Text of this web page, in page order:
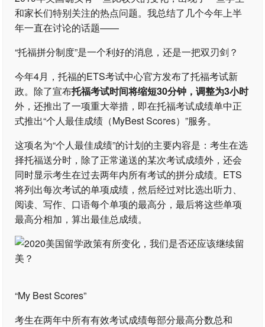
和家长们特别关注的热点问题。我总结了几个今年上半
年一直在讨论的话题——
“托福拼分制度”是一个利好的消息，还是一把双刃剑？
今年4月，托福的ETS考试中心官方发布了托福考试新
政。除了宣布托福考试时间将缩短30分钟，调整为3小时
外，还推出了一项重大举措，即在托福考试成绩单中正
式推出“个人最佳成绩（MyBest Scores）”服务。
这项名为“个人最佳成绩”的计划的主要内容是：考生在选
择托福送分时，除了正常递送的某次考试成绩外，还会
同时显示考生在过去两年内所有考试的拼分成绩。ETS
将列出每次考试的单项成绩，然后经过对比选出听力、
阅读、写作、口语每个单项的最高分，最后将这些单项
最高分相加，算出最佳总成绩。
“My Best Scores”
考生在两年中所有有效考试成绩每部分最高分数总和